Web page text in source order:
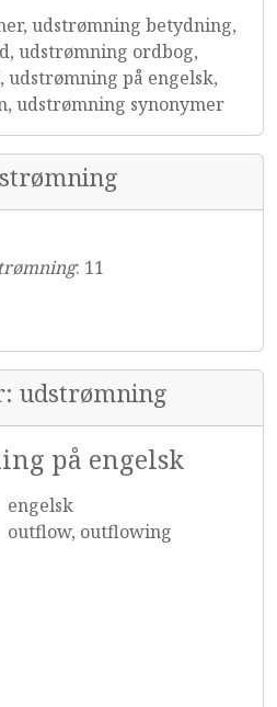
udstrømning betydning,
udstrømning ordbog,
på engelsk,
udstrømning synonymer
: 11
udstrømning
på engelsk
engelsk
outflow, outflowing